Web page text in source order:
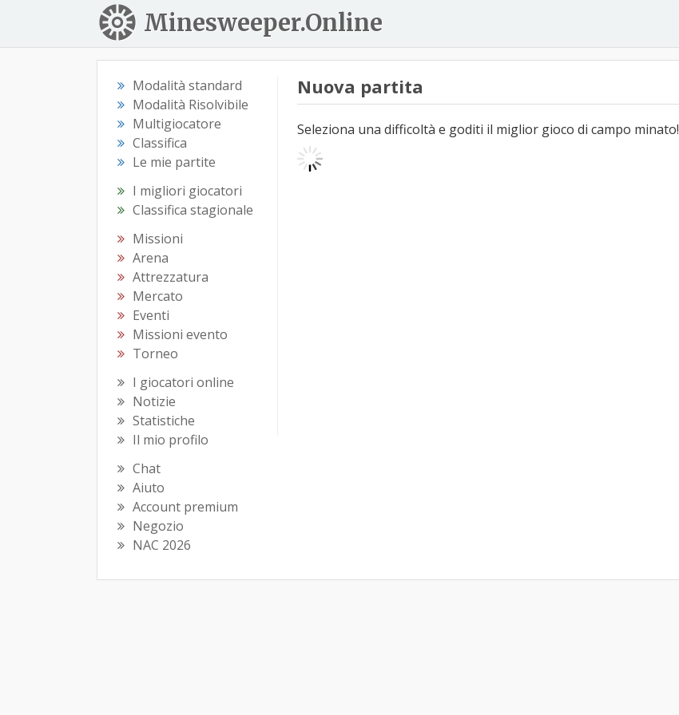
Minesweeper.Online
Modalità standard
Modalità Risolvibile
Multigiocatore
Classifica
Le mie partite
I migliori giocatori
Classifica stagionale
Missioni
Arena
Attrezzatura
Mercato
Eventi
Missioni evento
Torneo
I giocatori online
Notizie
Statistiche
Il mio profilo
Chat
Aiuto
Account premium
Negozio
NAC 2026
Nuova partita
Seleziona una difficoltà e goditi il miglior gioco di campo minato!